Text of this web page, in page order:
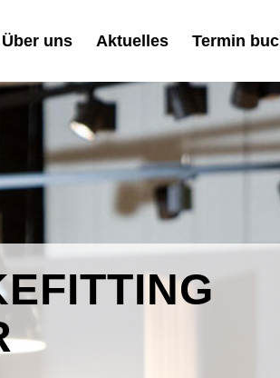
Über uns Aktuelles Termin